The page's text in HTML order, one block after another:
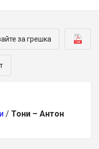
за грешка
/ Тони – Антон